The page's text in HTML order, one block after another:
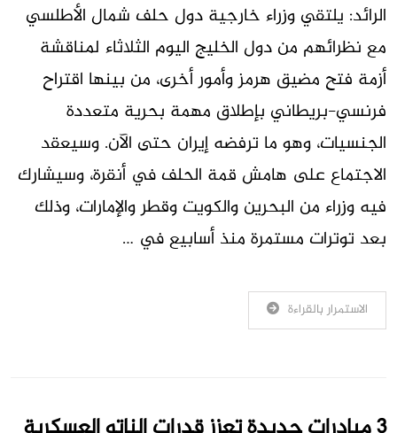
الرائد: يلتقي وزراء خارجية دول حلف شمال الأطلسي
مع نظرائهم من دول الخليج ‌اليوم الثلاثاء لمناقشة
أزمة فتح مضيق هرمز وأمور أخرى، من بينها اقتراح
فرنسي-بريطاني بإطلاق مهمة بحرية متعددة
الجنسيات، وهو ما ترفضه إيران حتى الآن. وسيعقد
الاجتماع على هامش قمة الحلف في أنقرة، وسيشارك
فيه وزراء من البحرين والكويت وقطر والإمارات، وذلك
بعد توترات مستمرة منذ ​أسابيع في …
الاستمرار بالقراءة